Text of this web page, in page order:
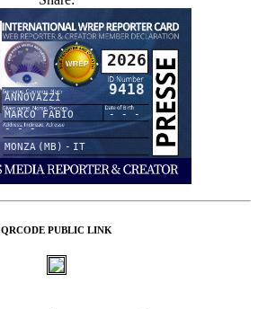
2026
9418
ANNOVAZZI
MARCO FABIO
- - -
- - -
MONZA (MB) - IT
QRCODE PUBLIC LINK